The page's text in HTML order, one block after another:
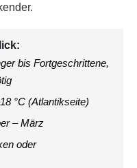
bis Fortgeschrittene,
°C (Atlantikseite)
– März
oder